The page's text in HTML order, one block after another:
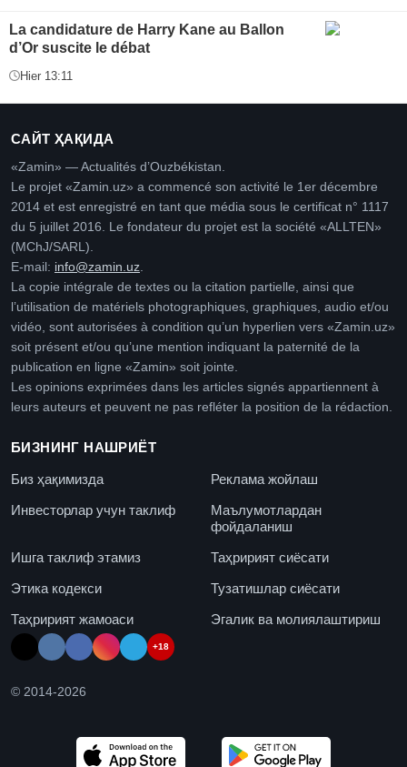
La candidature de Harry Kane au Ballon
d’Or suscite le débat
Hier 13:11
САЙТ ҲАҚИДА
«Zamin» — Actualités d’Ouzbékistan.
Le projet «Zamin.uz» a commencé son activité le 1er décembre
2014 et est enregistré en tant que média sous le certificat n° 1117
du 5 juillet 2016. Le fondateur du projet est la société «ALLTEN»
(MChJ/SARL).
E-mail: info@zamin.uz
La copie intégrale de textes ou la citation partielle, ainsi que
l’utilisation de matériels photographiques, graphiques, audio et/ou
vidéo, sont autorisées à condition qu’un hyperlien vers «Zamin.uz»
soit présent et/ou qu’une mention indiquant la paternité de la
publication en ligne «Zamin» soit jointe.
Les opinions exprimées dans les articles signés appartiennent à
leurs auteurs et peuvent ne pas refléter la position de la rédaction.
БИЗНИНГ НАШРИЁТ
Биз ҳақимизда
Реклама жойлаш
Инвесторлар учун таклиф
Маълумотлардан
фойдаланиш
Ишга таклиф этамиз
Таҳририят сиёсати
Этика кодекси
Тузатишлар сиёсати
Таҳририят жамоаси
Эгалик ва молиялаштириш
+18
© 2014-2026